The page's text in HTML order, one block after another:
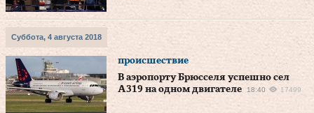
Суббота, 4 августа 2018
происшествие
В аэропорту Брюсселя успешно сел
A319 на одном двигателе
18:40 17499